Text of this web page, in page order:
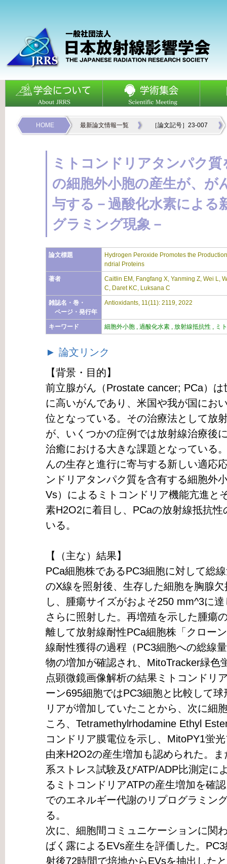
HOME 最新論文情報一覧 ［論文記号］23-007
ミトコンドリアタンパク
の細胞外小胞の産生が、が
与する－過酸化水素による
グラミング現象－
論文標題
Hydrogen Peroxide Promotes the
ndrial Proteins
著者
Caitlin EM, Fangfang X, Yanming Z, Wei L,
C, Daret KC, Luksana C
雑誌名・巻・
ページ・発行年
Antioxidants, 11(11): 2119, 2022
キーワード 細胞外小胞 , 過酸化水素 , 放射線抵抗性 , ミ
► 論文リンク
【背景・目的】
前立腺がん（Prostate cancer; PCa）
に高いがんであり、米国や我が国にお
位となっている。その治療法として放
が、いくつかの症例では放射線治療後
治癒における大きな課題となっている
んの生存と進行に寄与する新しい適応
ンドリアタンパク質を含有する細胞外
Vs）によるミトコンドリア機能亢進と
素H2O2に着目し、PCaの放射線抵抗
いる。
【（主な）結果】
PCa細胞株であるPC3細胞に対して総
のX線を照射後、生存した細胞を胸腺
し、腫瘍サイズがおよそ250 mm^3に
さらに照射した。再増殖を示した腫瘍
離して放射線耐性PCa細胞株「クロー
線耐性獲得の過程（PC3細胞への総線
物の増加が確認され、MitoTracker緑色
点顕微鏡画像解析の結果ミトコンドリ
ーン695細胞ではPC3細胞と比較して
リアが増加していたことから、次に細
ころ、Tetramethylrhodamine Ethyl
コンドリア膜電位を示し、MitoPY1蛍
由来H2O2の産生増加も認められた。
系ストレス試験及びATP/ADP比測定に
るミトコンドリアATPの産生増加を確
でのエネルギー代謝のリプログラミン
る。
次に、細胞間コミュニケーションに関
ばく露によるEVs産生を評価した。
射後72時間で培地からEVsを抽出した